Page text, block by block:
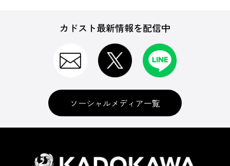
カドスト最新情報を配信中
ソーシャルメディア一覧